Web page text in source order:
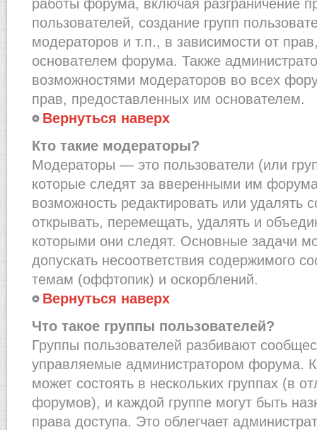
работы форума, включая разграничение
пользователей, создание групп
модераторов и т.п., в зависимости от
основателем форума. Также
возможностями модераторов во всех
прав, предоставленных им основателем.
Вернуться наверх
Кто такие модераторы?
Модераторы — это пользователи (или
которые следят за вверенными им
возможность редактировать или удалять
открывать, перемещать, удалять и
которыми они следят. Основные задачи
допускать несоответствия содержимого
темам (оффтопик) и оскорблений.
Вернуться наверх
Что такое группы пользователей?
Группы пользователей разбивают
управляемые администратором форума.
может состоять в нескольких группах (в
форумов), и каждой группе могут быть
права доступа. Это облегчает